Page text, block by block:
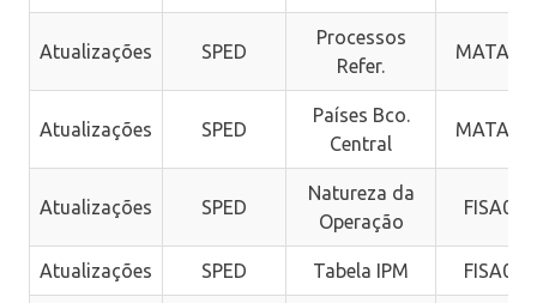
Atualizações SPED
Processos
Refer.
Atualizações SPED
Países Bco.
Central
Atualizações SPED
Natureza da
Operação
FISA056
Atualizações SPED Tabela IPM FISA094